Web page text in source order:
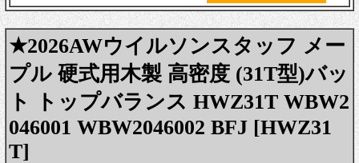
★2026AWウイルソンスタッフ メー
プル 硬式用木製 高密度 (31T型)バッ
ト トップバランス HWZ31T WBW2
046001 WBW2046002 BFJ [HWZ31
T]